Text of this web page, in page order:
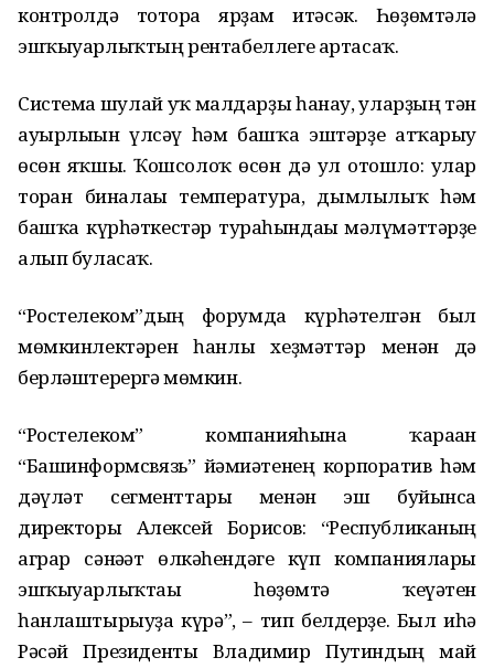
контролдә тоторға ярҙам итәсәк. Һөҙөмтәлә
эшҡыуарлыҡтың рентабеллеге артасаҡ.
Система шулай уҡ малдарҙы һанау, уларҙың тән
ауырлығын үлсәү һәм башҡа эштәрҙе атҡарыу
өсөн яҡшы. Ҡошсолоҡ өсөн дә ул отошло: улар
торған биналағы температура, дымлылыҡ һәм
башҡа күрһәткестәр тураһындағы мәғлүмәттәрҙе
алып буласаҡ.
“Ростелеком”дың форумда күрһәтелгән был
мөмкинлектәрен һанлы хеҙмәттәр менән дә
берләштерергә мөмкин.
“Ростелеком” компанияһына ҡараған
“Башинформсвязь” йәмғиәтенең корпоратив һәм
дәүләт сегменттары менән эш буйынса
директоры Алексей Борисов: “Республиканың
аграр сәнәғәт өлкәһендәге күп компаниялары
эшҡыуарлыҡтағы һөҙөмтә ҡеүәтен
һанлаштырыуҙа күрә”, – тип белдерҙе. Был иһә
Рәсәй Президенты Владимир Путиндың май